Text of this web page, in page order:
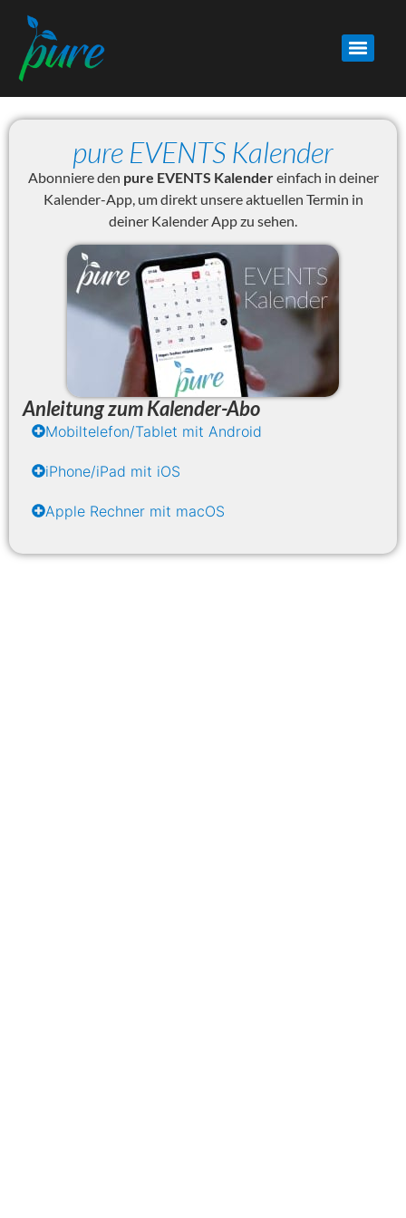
pure EVENTS Kalender
Abonniere den pure EVENTS Kalendereinfach in deiner
Kalender-App, um direkt unsere aktuellen Termin in
deiner Kalender App zu sehen.
Anleitung zum Kalender-Abo
Mobiltelefon/Tablet mit Android
iPhone/iPad mit iOS
Apple Rechner mit macOS